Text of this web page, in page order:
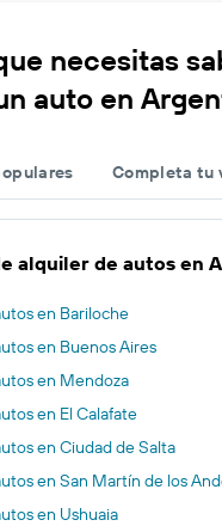
necesitas
auto en
Completa tu
alquiler de autos en
en Bariloche
en Buenos Aires
en Mendoza
en El Calafate
en Ciudad de Salta
en San Martín de los
en Ushuaia